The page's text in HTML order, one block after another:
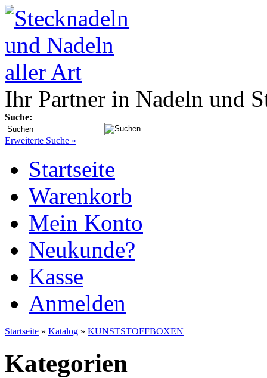
Ihr Partner in Nadeln und
Suche:
Erweiterte Suche »
Startseite
Warenkorb
Mein Konto
Neukunde?
Kasse
Anmelden
Startseite » Katalog » KUNSTSTOFFBOXEN
Kategorien